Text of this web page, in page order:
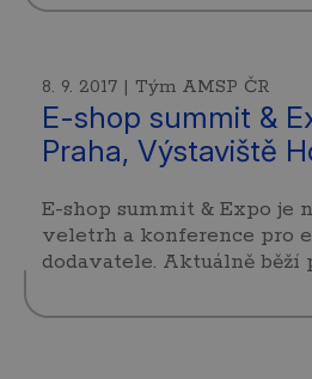
8. 9. 2017 | Tým AMSP ČR
E-shop summit &
Praha, Výstaviště
E-shop summit & Expo je
veletrh a konference pro
dodavatele. Aktuálně